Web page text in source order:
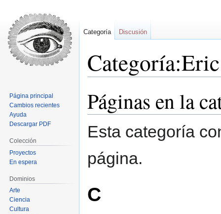
la
navegación
la
búsqueda
Páginas en la
Esta categoría
página.
C
Categoría Discusión
Página principal
Cambios recientes
Ayuda
Descargar PDF
Colección
Proyectos
En espera
Dominios
Arte
Ciencia
Cultura